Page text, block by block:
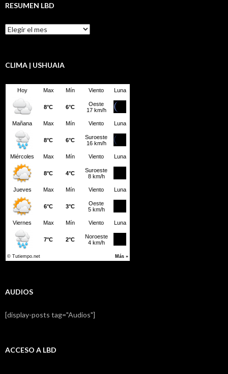
RESUMEN LBD
Resumen
LBD
CLIMA | USHUAIA
AUDIOS
[display-posts tag="Audios"]
ACCESO A LBD